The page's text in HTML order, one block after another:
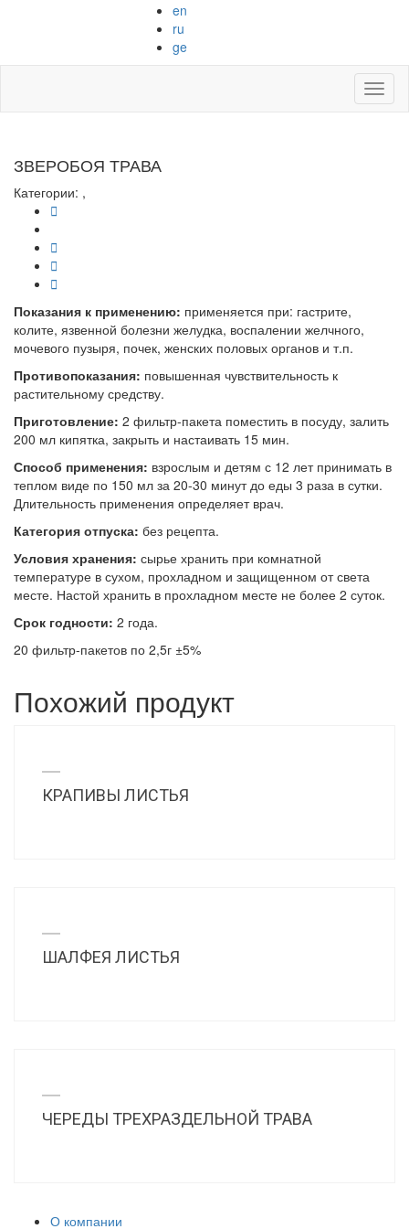
en
ru
ge
ЗВЕРОБОЯ ТРАВА
Категории: ,
Показания к применению: применяется при: гастрите,
колите, язвенной болезни желудка, воспалении желчного,
мочевого пузыря, почек, женских половых органов и т.п.
Противопоказания: повышенная чувствительность к
растительному средству.
Приготовление: 2 фильтр-пакета поместить в посуду, залить
200 мл кипятка, закрыть и настаивать 15 мин.
Способ применения: взрослым и детям с 12 лет принимать в
теплом виде по 150 мл за 20-30 минут до еды 3 раза в сутки.
Длительность применения определяет врач.
Категория отпуска: без рецепта.
Условия хранения: сырье хранить при комнатной
температуре в сухом, прохладном и защищенном от света
месте. Настой хранить в прохладном месте не более 2 суток.
Срок годности: 2 года.
20 фильтр-пакетов по 2,5г ±5%
Похожий продукт
КРАПИВЫ ЛИСТЬЯ
ШАЛФЕЯ ЛИСТЬЯ
ЧЕРЕДЫ ТРЕХРАЗДЕЛЬНОЙ ТРАВА
О компании